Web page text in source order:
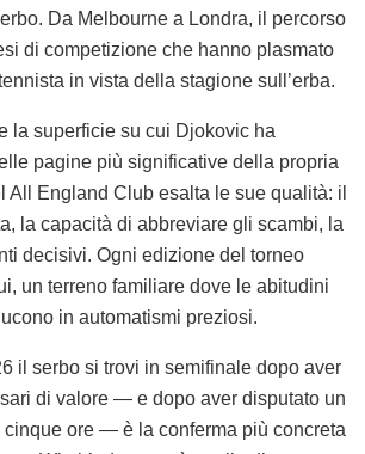
Da Melbourne a Londra, il percorso
di competizione che hanno plasmato
in vista della stagione sull’erba.
la superficie su cui Djokovic ha
pagine più significative della propria
All England Club esalta le sue qualità: il
la capacità di abbreviare gli scambi, la
decisivi. Ogni edizione del torneo
un terreno familiare dove le abitudini
in automatismi preziosi.
il serbo si trovi in semifinale dopo aver
di valore — e dopo aver disputato un
ore — è la conferma più concreta